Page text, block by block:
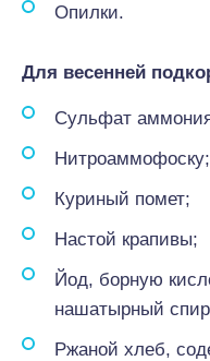
Опилки.
Для весенней
Сульфат
Нитроаммофоску;
Куриный помет;
Настой крапивы;
Йод, борную
нашатырный
Ржаной хлеб,